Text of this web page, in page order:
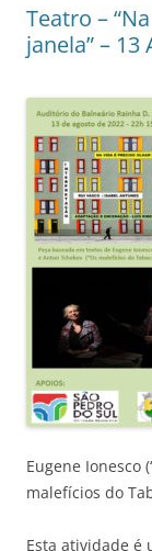
Teatro –
janela” – 13
Eugene Ionesco
malefícios do
Esta atividade é